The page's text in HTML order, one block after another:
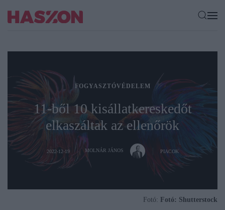
FOGYASZTÓVÉDELEM
11-ből 10 kisállatkereskedőt
elkaszáltak az ellenőrök
2022-12-19 MOLNÁR JÁNOS PIACOK
Fotó: Fotó: Shutterstock